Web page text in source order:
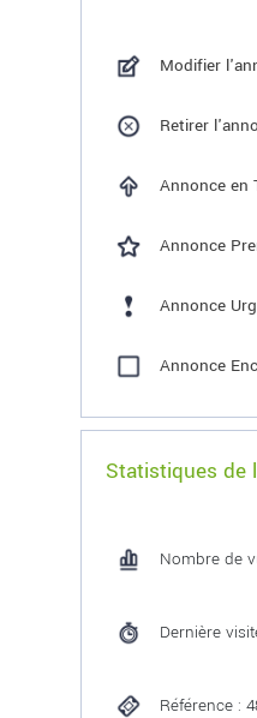
Modifier
Retirer
Annonce en
Annonce
Annonce
Annonce
Statistiques de
Nombre de
Dernière
Référence :